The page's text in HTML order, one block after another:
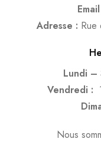
Adresse : Rue
Lundi –
Vendredi :
Nous